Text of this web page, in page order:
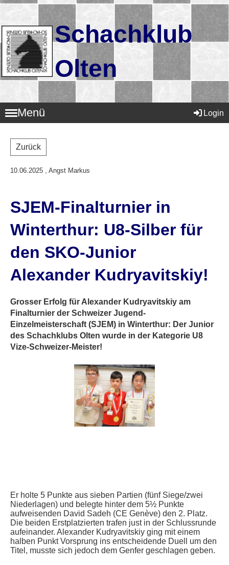
Schachklub
Olten
Menü Login
Zurück
10.06.2025 , Angst Markus
SJEM-Finalturnier in
Winterthur: U8-Silber für
den SKO-Junior
Alexander Kudryavitskiy!
Grosser Erfolg für Alexander Kudryavitskiy am
Finalturnier der Schweizer Jugend-
Einzelmeisterschaft (SJEM) in Winterthur: Der Junior
des Schachklubs Olten wurde in der Kategorie U8
Vize-Schweizer-Meister!
Er holte 5 Punkte aus sieben Partien (fünf Siege/zwei
Niederlagen) und belegte hinter dem 5½ Punkte
aufweisenden David Sadeh (CE Genève) den 2. Platz.
Die beiden Erstplatzierten trafen just in der Schlussrunde
aufeinander. Alexander Kudryavitskiy ging mit einem
halben Punkt Vorsprung ins entscheidende Duell um den
Titel, musste sich jedoch dem Genfer geschlagen geben.